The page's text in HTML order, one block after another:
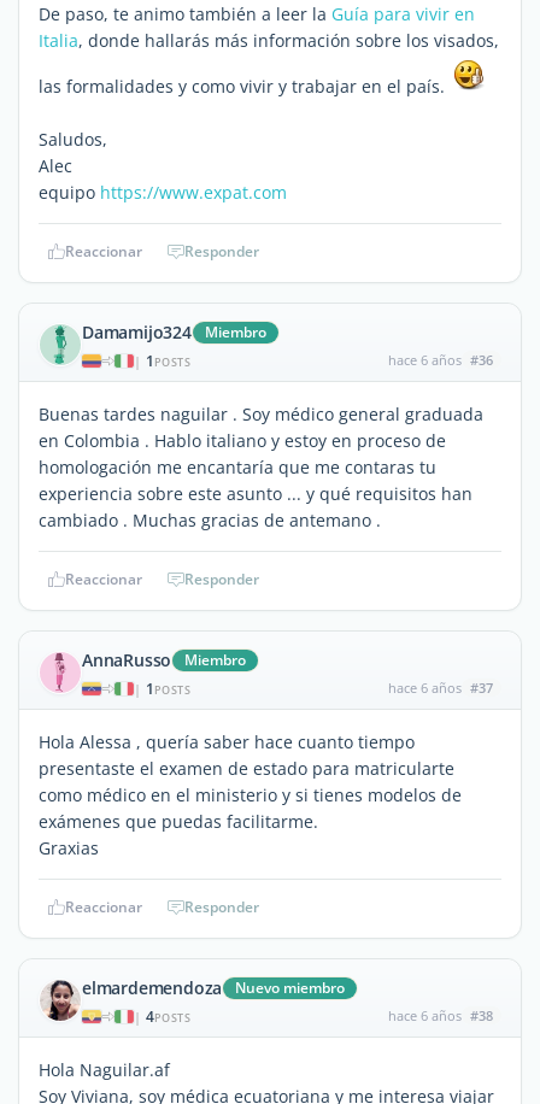
De paso, te animo también a leer la Guía para vivir en
Italia, donde hallarás más información sobre los visados,
las formalidades y como vivir y trabajar en el país.
Saludos,
Alec
equipo https://www.expat.com
Reaccionar Responder
Damamijo324 Miembro
| 1 POSTS hace 6 años #36
Buenas tardes naguilar . Soy médico general graduada
en Colombia . Hablo italiano y estoy en proceso de
homologación me encantaría que me contaras tu
experiencia sobre este asunto ... y qué requisitos han
cambiado . Muchas gracias de antemano .
Reaccionar Responder
AnnaRusso Miembro
| 1 POSTS hace 6 años #37
Hola Alessa , quería saber hace cuanto tiempo
presentaste el examen de estado para matricularte
como médico en el ministerio y si tienes modelos de
exámenes que puedas facilitarme.
Graxias
Reaccionar Responder
elmardemendoza Nuevo miembro
| 4POSTS hace 6 años #38
Hola Naguilar.af
Soy Viviana, soy médica ecuatoriana y me interesa viajar